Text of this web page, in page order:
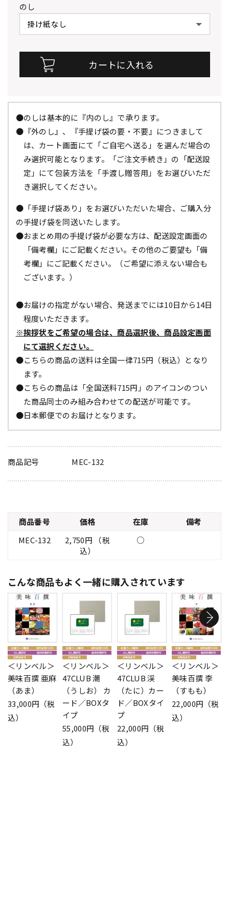
のし
●のしは基本的に『内のし』で承ります。
●『外のし』、『手提げ袋の要・不要』につきまして
は、カート画面にて「ご自宅へ送る」を選んだ場合の
み選択可能となります。「ご注文手続き」の「配送設
定」にて包装方法を「手渡し贈答用」をお選びいただ
き選択してください。
●「手提げ袋あり」をお選びいただいた場合、ご購入分
の手提げ袋を同送いたします。
●おまとめ用の手提げ袋が必要な方は、配送設定画面の
「備考欄」にご記載ください。その他のご要望も「備
考欄」にご記載ください。（ご希望に添えない場合も
ございます。）
●お届けの指定がない場合、発送までには10日から14日
程度いただきます。
※挨拶状をご希望の場合は、商品選択後、商品設定画面
にて選択ください。
●こちらの商品の送料は全国一律715円（税込）となり
ます。
●こちらの商品は「全国送料715円」のアイコンのつい
た商品同士のみ組み合わせての配送が可能です。
●日本郵便でのお届けとなります。
商品記号 MEC-132
商品番号 価格 在庫
備考
MEC-132
2,750円 （税
込）
○
こんな商品もよく一緒に購入されています
＜リンベル＞
美味百撰 亜麻
（あま）
33,000円（税
込）
＜リンベル＞
47CLUB 潮
（うしお） カ
ード／BOXタ
イプ
55,000円（税
込）
＜リンベル＞
47CLUB 渓
（たに）カー
ド／BOXタイ
プ
22,000円（税
込）
＜リンベル＞
美味百撰 李
（すもも）
22,000円（税
込）